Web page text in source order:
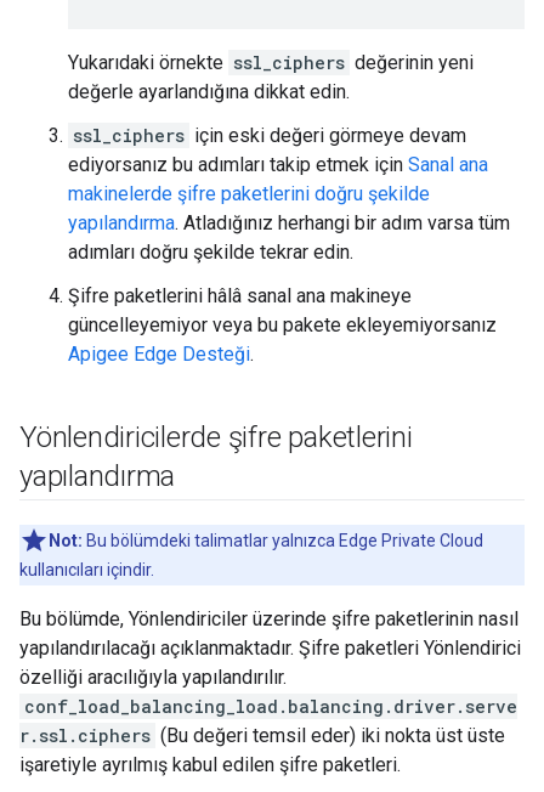
Yukarıdaki örnekte ssl_ciphers değerinin yeni
değerle ayarlandığına dikkat edin.
ssl_ciphers için eski değeri görmeye devam
ediyorsanız bu adımları takip etmek için Sanal ana
makinelerde şifre paketlerini doğru şekilde
yapılandırma. Atladığınız herhangi bir adım varsa tüm
adımları doğru şekilde tekrar edin.
Şifre paketlerini hâlâ sanal ana makineye
güncelleyemiyor veya bu pakete ekleyemiyorsanız
Apigee Edge Desteği.
Yönlendiricilerde şifre paketlerini
yapılandırma
Not: Bu bölümdeki talimatlar yalnızca Edge Private Cloud
kullanıcıları içindir.
Bu bölümde, Yönlendiriciler üzerinde şifre paketlerinin nasıl
yapılandırılacağı açıklanmaktadır. Şifre paketleri Yönlendirici
özelliği aracılığıyla yapılandırılır.
conf_load_balancing_load.balancing.driver.serve
r.ssl.ciphers (Bu değeri temsil eder) iki nokta üst üste
işaretiyle ayrılmış kabul edilen şifre paketleri.